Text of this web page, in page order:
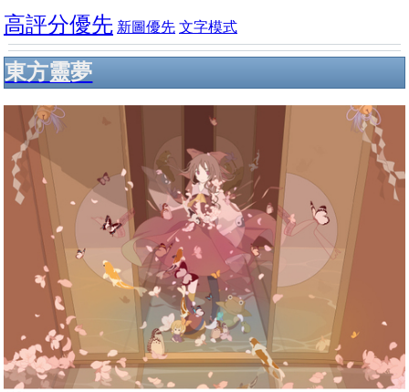
高評分優先 新圖優先 文字模式
東方靈夢